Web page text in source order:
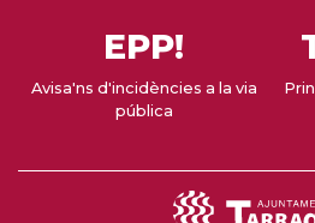
EPP!
Avisa'ns d'incidències a la via
pública